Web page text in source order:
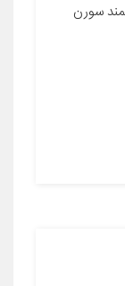
سورن